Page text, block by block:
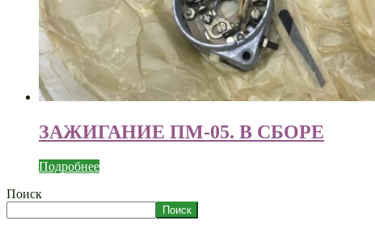
ЗАЖИГАНИЕ ПМ-05. В СБОРЕ
Подробнее
Поиск
Поиск